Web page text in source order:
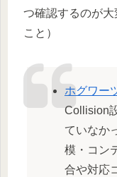
つ確認するのが
こと）
ホグワー
Collision
ていなか
模・コン
合や対応